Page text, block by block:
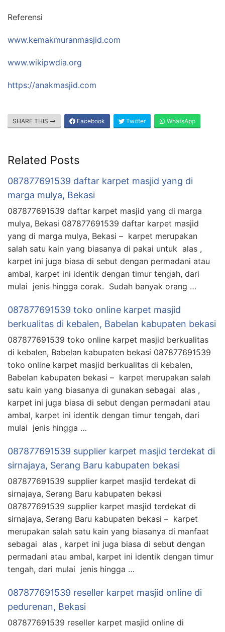
Referensi
www.kemakmuranmasjid.com
www.wikipwdia.org
https://anakmasjid.com
SHARE THIS Facebook Twitter WhatsApp
Related Posts
087877691539 daftar karpet masjid yang di
marga mulya, Bekasi
087877691539 daftar karpet masjid yang di marga
mulya, Bekasi 087877691539 daftar karpet masjid
yang di marga mulya, Bekasi – karpet merupakan
salah satu kain yang biasanya di pakai untuk alas ,
karpet ini juga biasa di sebut dengan permadani atau
ambal, karpet ini identik dengan timur tengah, dari
mulai jenis hingga corak. Sudah banyak orang …
087877691539 toko online karpet masjid
berkualitas di kebalen, Babelan kabupaten bekasi
087877691539 toko online karpet masjid berkualitas
di kebalen, Babelan kabupaten bekasi 087877691539
toko online karpet masjid berkualitas di kebalen,
Babelan kabupaten bekasi – karpet merupakan salah
satu kain yang biasanya di gunakan sebagai alas ,
karpet ini juga biasa di sebut dengan permadani atau
ambal, karpet ini identik dengan timur tengah, dari
mulai jenis hingga …
087877691539 supplier karpet masjid terdekat di
sirnajaya, Serang Baru kabupaten bekasi
087877691539 supplier karpet masjid terdekat di
sirnajaya, Serang Baru kabupaten bekasi
087877691539 supplier karpet masjid terdekat di
sirnajaya, Serang Baru kabupaten bekasi – karpet
merupakan salah satu kain yang biasanya di manfaat
sebagai alas , karpet ini juga biasa di sebut dengan
permadani atau ambal, karpet ini identik dengan timur
tengah, dari mulai jenis hingga …
087877691539 reseller karpet masjid online di
pedurenan, Bekasi
087877691539 reseller karpet masjid online di